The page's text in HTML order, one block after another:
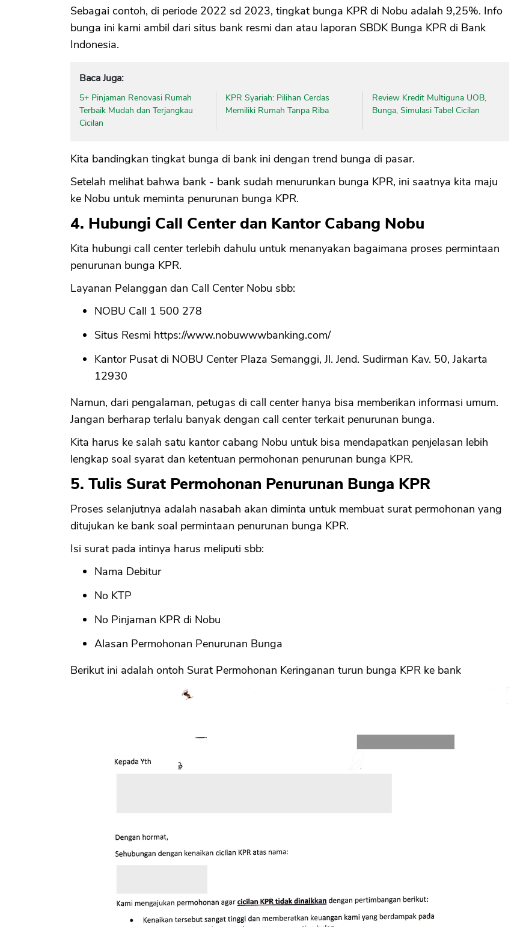
Sebagai contoh, di periode 2022 sd 2023, tingkat bunga KPR di Nobu adalah 9,25%. Info
bunga ini kami ambil dari situs bank resmi dan atau laporan SBDK Bunga KPR di Bank
Indonesia.
Baca Juga:
5+ Pinjaman Renovasi Rumah
Terbaik Mudah dan Terjangkau
Cicilan
KPR Syariah: Pilihan Cerdas
Memiliki Rumah Tanpa Riba
Review Kredit Multiguna UOB,
Bunga, Simulasi Tabel Cicilan
Kita bandingkan tingkat bunga di bank ini dengan trend bunga di pasar.
Setelah melihat bahwa bank - bank sudah menurunkan bunga KPR, ini saatnya kita maju
ke Nobu untuk meminta penurunan bunga KPR.
4. Hubungi Call Center dan Kantor Cabang Nobu
Kita hubungi call center terlebih dahulu untuk menanyakan bagaimana proses permintaan
penurunan bunga KPR.
Layanan Pelanggan dan Call Center Nobu sbb:
NOBU Call 1 500 278
Situs Resmi https://www.nobuwwwbanking.com/
Kantor Pusat di NOBU Center Plaza Semanggi, Jl. Jend. Sudirman Kav. 50, Jakarta
12930
Namun, dari pengalaman, petugas di call center hanya bisa memberikan informasi umum.
Jangan berharap terlalu banyak dengan call center terkait penurunan bunga.
Kita harus ke salah satu kantor cabang Nobu untuk bisa mendapatkan penjelasan lebih
lengkap soal syarat dan ketentuan permohonan penurunan bunga KPR.
5. Tulis Surat Permohonan Penurunan Bunga KPR
Proses selanjutnya adalah nasabah akan diminta untuk membuat surat permohonan yang
ditujukan ke bank soal permintaan penurunan bunga KPR.
Isi surat pada intinya harus meliputi sbb:
Nama Debitur
No KTP
No Pinjaman KPR di Nobu
Alasan Permohonan Penurunan Bunga
Berikut ini adalah ontoh Surat Permohonan Keringanan turun bunga KPR ke bank